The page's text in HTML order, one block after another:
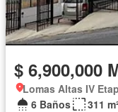
$ 6,900,000
Lomas Altas IV
6 Baños
311